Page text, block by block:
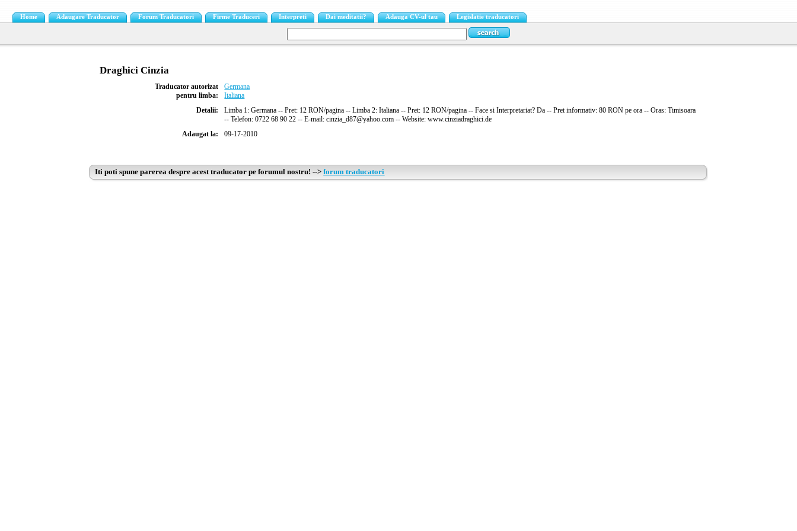
Home Adaugare Traducator Forum Traducatori Firme Traduceri Interpreti Dai meditatii? Adauga CV-ul tau Legislatie traducatori
Draghici Cinzia
Traducator autorizat
pentru limba:
Germana
Italiana
Detalii:
Limba 1: Germana -- Pret: 12 RON/pagina -- Limba 2: Italiana -- Pret: 12 RON/pagina -- Face si Interpretariat? Da -- Pret informativ: 80 RON pe ora -- Oras: Timisoara
-- Telefon: 0722 68 90 22 -- E-mail: cinzia_d87@yahoo.com -- Website: www.cinziadraghici.de
Adaugat la:
09-17-2010
Iti poti spune parerea despre acest traducator pe forumul nostru! -->forum traducatori